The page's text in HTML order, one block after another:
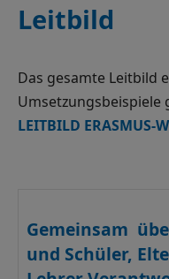
Leitbild
Das gesamte Leitbild
Umsetzungsbeispiele
LEITBILD ERASMUS-
Gemeinsam
und Schüler,